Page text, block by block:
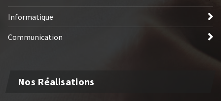
Informatique
Communication
Nos Réalisations